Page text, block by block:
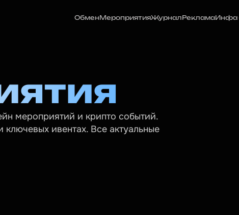
ОбменМероприятияЖурналРекламаИнфа
мероприятий и крипто событий.
ивентах. Все актуальные